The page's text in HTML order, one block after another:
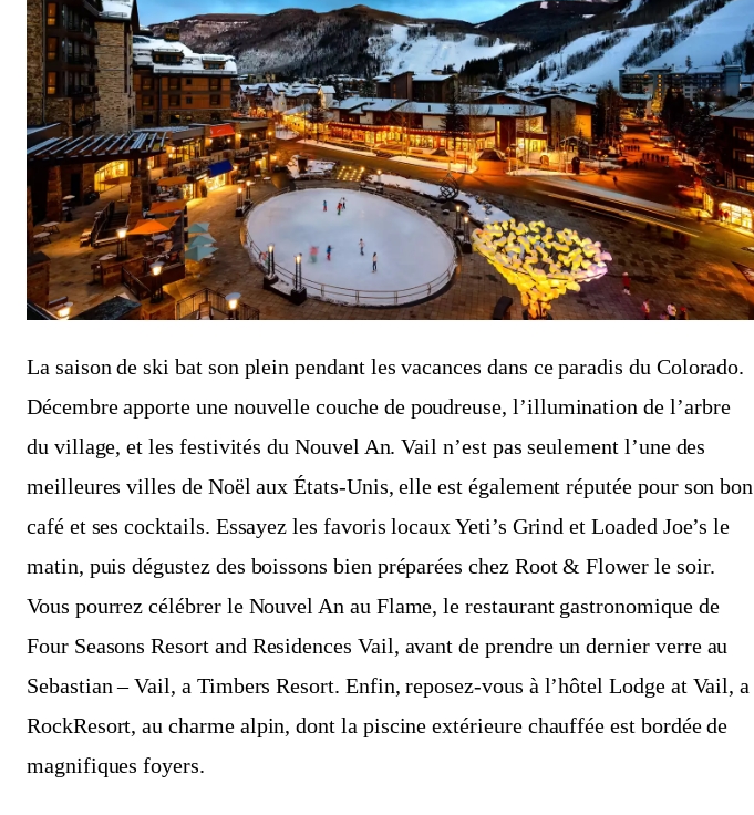
La saison de ski bat son plein pendant les vacances dans ce paradis du Colorado.
Décembre apporte une nouvelle couche de poudreuse, l’illumination de l’arbre
du village, et les festivités du Nouvel An. Vail n’est pas seulement l’une des
meilleures villes de Noël aux États-Unis, elle est également réputée pour son bon
café et ses cocktails. Essayez les favoris locaux Yeti’s Grind et Loaded Joe’s le
matin, puis dégustez des boissons bien préparées chez Root & Flower le soir.
Vous pourrez célébrer le Nouvel An au Flame, le restaurant gastronomique de
Four Seasons Resort and Residences Vail, avant de prendre un dernier verre au
Sebastian – Vail, a Timbers Resort. Enfin, reposez-vous à l’hôtel Lodge at Vail, a
RockResort, au charme alpin, dont la piscine extérieure chauffée est bordée de
magnifiques foyers.